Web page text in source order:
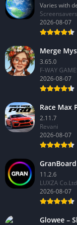
Varies with
2026-08-07
Merge
3.65.0
F-WAY
2026-08-07
Race Max
2.11.7
Revani
2026-08-07
GranBoard
11.2.6
LUXZA
2026-08-07
Glowee –